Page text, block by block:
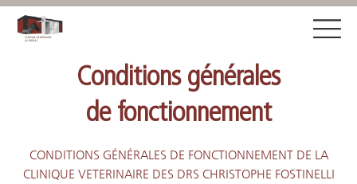
Conditions générales
de fonctionnement
CONDITIONS GÉNÉRALES DE FONCTIONNEMENT DE LA
CLINIQUE VETERINAIRE DES DRS CHRISTOPHE FOSTINELLI